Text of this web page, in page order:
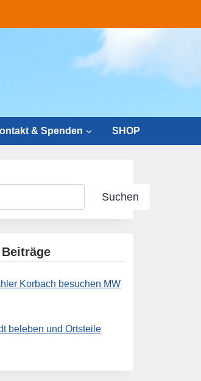
& Spenden SHOP
Suchen
Korbach besuchen MW
beleben und Ortsteile